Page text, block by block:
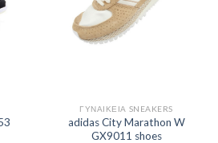
ΓΥΝΑΙΚΕΊΑ SNEAKERS
adidas City Marathon W
GX9011 shoes